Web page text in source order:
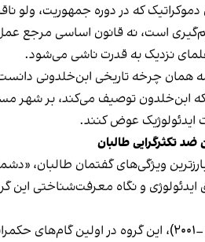
دموکراتیک که در دوره جمهوریت،
است، نه قانون اساسی مرجع
نزدیک به قدرت ناشی می‌شود.
همان چرخه تاریخی ابن‌خلدونی
ابن‌خلدون توصیف می‌کند، بر شهر
ایدئولوژیک عوض کنند.
تکثرگرایی طالبان
ویژگی‌های گفتمان
ایدئولوژی و نگاه معرفت‌شناختی
در دوره نخست حکومت طالبان (۱۹۹۶–۲۰۰۱)،